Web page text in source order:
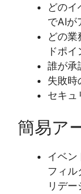
どのイ
でAIが
どの業
ドポ
誰が承
失敗時
セキュ
簡易ア
イベン
フィ
リデ